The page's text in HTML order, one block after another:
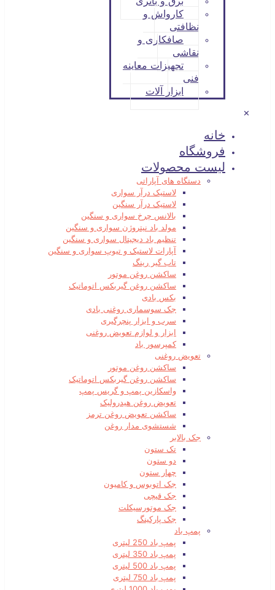
کارواش و
نظافتی
صافکاری و
نقاشی
تجهیزات معاینه
فنی
ابزار آلات
✕
خانه
فروشگاه
لیست محصولات
دستگاه های آپاراتی
لاستیک درآر سواری
لاستیک درآر سنگین
بالانس چرخ سواری و سنگین
مولد باد نیتروژن سواری و سنگین
تنظیم باد دیجیتال سواری و سنگین
آپارات لاستیک و تیوپ سواری و سنگین
تاب گیر رینگ
ساکشن روغن موتور
ساکشن روغن گیربکس اتوماتیک
بکس بادی
جک سوسماری روغنی بادی
سرب و ابزار پنچرگیری
ابزار و لوازم تعویض روغنی
کمپرسور باد
تعویض روغنی
ساکشن روغن موتور
ساکشن روغن گیربکس اتوماتیک
واسکازین پمپ و گریس پمپ
تعویض روغن هیدرولیک
ساکشن تعویض روغن ترمز
شستشوی مدار روغن
جک بالابر
تک ستون
دو ستون
چهار ستون
جک اتوبوس و کامیون
جک قیچی
جک موتورسیکلت
جک پارکینگ
پمپ باد
پمپ باد 250 لیتری
پمپ باد 350 لیتری
پمپ باد 500 لیتری
پمپ باد 750 لیتری